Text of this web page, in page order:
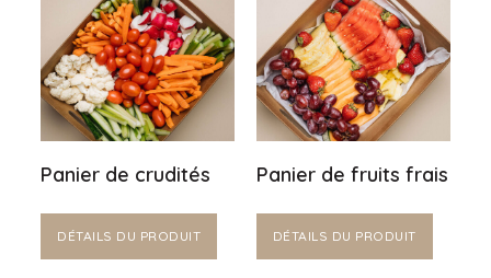
Panier de crudités
DÉTAILS DU PRODUIT
Panier de fruits frais
DÉTAILS DU PRODUIT